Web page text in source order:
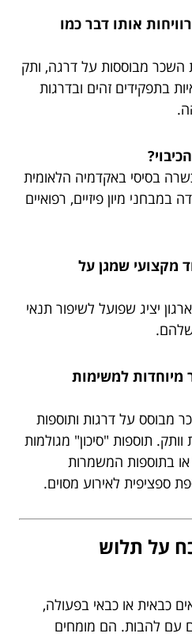
אותו דבר כמו
השכר מבוססות על דרגה, ותק
בתפקידים זהים ובדרגות
בסיסי באקדמיה הלאומית
מיון פיזיים, רפואיים
מקצועי שמגן על
יציג שפועל לשיפור תנאי
למשימות
על דרגות ותוספות
תוספות "סיכון" מגולמות
בתוספות המשמרות
ספציפית לאירוע מסוים.
על תלוש
כבאית או כבאי בפעולה,
עם להבות. הם מומחים